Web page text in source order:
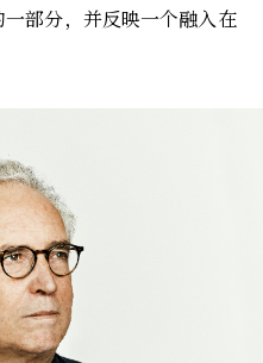
部分，并反映一个融入在